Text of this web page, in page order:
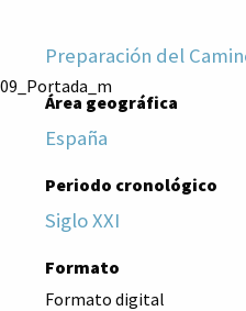
Preparación del
Área geográfica
España
Periodo cronológico
Siglo XXI
Formato
Formato digital